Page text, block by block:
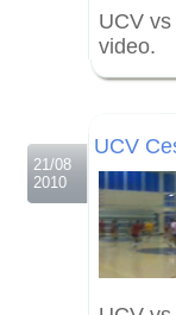
UCV
video.
21/08
2010
UCV